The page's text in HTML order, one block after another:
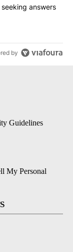
while still
answers
by
Guidelines
My Personal